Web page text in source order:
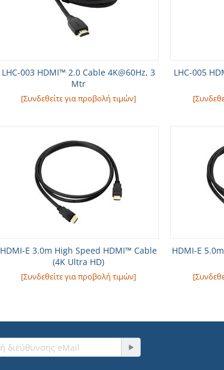
LHC-003 HDMI™ 2.0 Cable 4K@60Hz, 3
Mtr
[Συνδεθείτε για προβολή τιμών]
LHC-005
HDMI-E 3.0m High Speed HDMI™ Cable
(4K Ultra HD)
[Συνδεθείτε για προβολή τιμών]
HDMI-E